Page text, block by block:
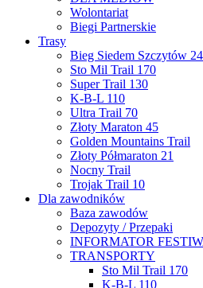
Wolontariat
Biegi Partnerskie
Trasy
Bieg Siedem Szczytów
Sto Mil Trail 170
Super Trail 130
K-B-L 110
Ultra Trail 70
Złoty Maraton 45
Golden Mountains Trail
Złoty Półmaraton 21
Nocny Trail
Trojak Trail 10
Dla zawodników
Baza zawodów
Depozyty / Przepaki
INFORMATOR
TRANSPORTY
Sto Mil Trail 170
K-B-L 110